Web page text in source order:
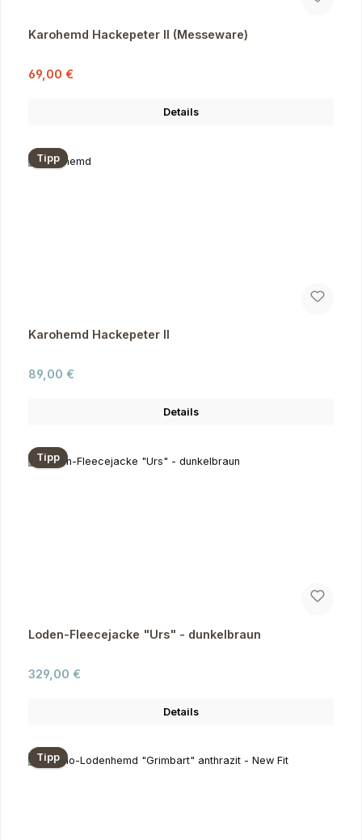
Karohemd Hackepeter II (Messeware)
Verkaufspreis:
69,00 €
Details
Tipp
Karohemd Hackepeter II
Regulärer Preis:
89,00 €
Details
Tipp
Loden-Fleecejacke "Urs" - dunkelbraun
Regulärer Preis:
329,00 €
Details
Tipp